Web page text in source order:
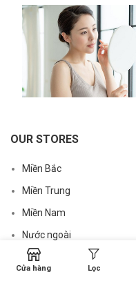
OUR STORES
Miền Bắc
Miền Trung
Miền Nam
Nước ngoài
Cửa hàng Lọc